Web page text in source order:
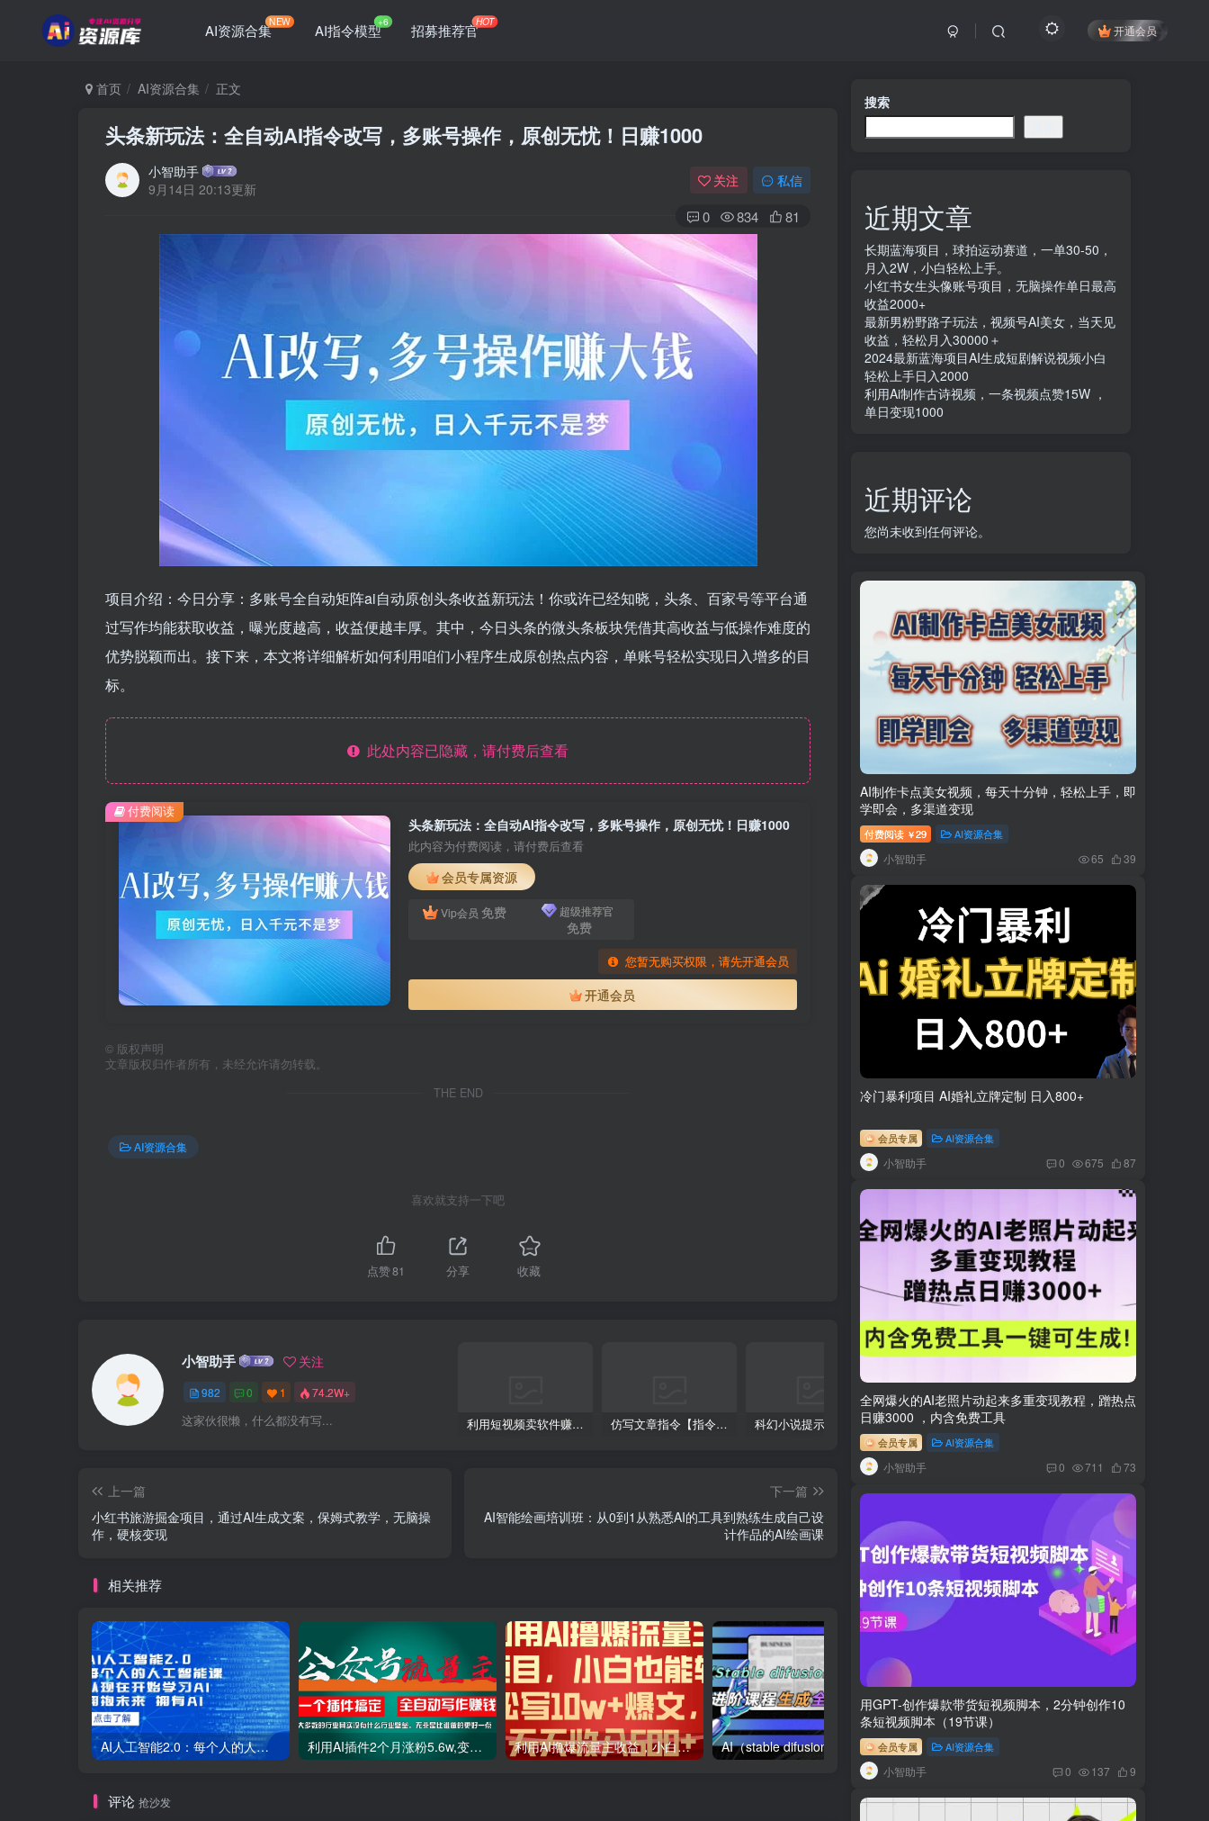
AI资源合集NEW AI指令模型+6 招募推荐官HOT
开通会员
首页 AI资源合集 正文
头条新玩法：全自动AI指令改写，多账号操作，原创无忧！日赚1000
小智助手
9月14日 20:13更新
关注 私信
0 834 81
项目介绍：今日分享：多账号全自动矩阵ai自动原创头条收益新玩法！你或许已经知晓，头条、百家号等平台通
过写作均能获取收益，曝光度越高，收益便越丰厚。其中，今日头条的微头条板块凭借其高收益与低操作难度的
优势脱颖而出。接下来，本文将详细解析如何利用咱们小程序生成原创热点内容，单账号轻松实现日入增多的目
标。
此处内容已隐藏，请付费后查看
头条新玩法：全自动AI指令改写，多账号操作，原创无忧！日赚1000
此内容为付费阅读，请付费后查看
会员专属资源
Vip会员 免费 超级推荐官
免费
您暂无购买权限，请先开通会员
开通会员
付费阅读
© 版权声明
文章版权归作者所有，未经允许请勿转载。
THE END
AI资源合集
喜欢就支持一下吧
点赞81 分享 收藏
小智助手 关注
982 0 1 74.2W+
这家伙很懒，什么都没有写... 利用短视频卖软件赚钱，新手小白轻松月入10000+！ 仿写文章指令【指令+教程】 科幻小说提示词【指令】 AI人工智能2.0：每个人的人工智能课：从现在开始学习AI（38节课）
上一篇
小红书旅游掘金项目，通过AI生成文案，保姆式教学，无脑操
作，硬核变现
下一篇
AI智能绘画培训班：从0到1从熟悉AI的工具到熟练生成自己设
计作品的AI绘画课
相关推荐
AI人工智能2.0：每个人的人工智能课：从现在开始学习AI（38节课） 利用AI插件2个月涨粉5.6w,变现6w,一键生成,即使你不懂技术,也能轻松上手 利用AI撸爆流量主收益，小白也能轻松写10W 爆款文章，轻松日入500 AI（stable difusion ControlNet）绘画进阶课程 办公场景 全面提升工作效率
评论 抢沙发
搜索
近期文章
长期蓝海项目，球拍运动赛道，一单30-50，
月入2W，小白轻松上手。
小红书女生头像账号项目，无脑操作单日最高
收益2000+
最新男粉野路子玩法，视频号AI美女，当天见
收益，轻松月入30000＋
2024最新蓝海项目AI生成短剧解说视频小白
轻松上手日入2000
利用Ai制作古诗视频，一条视频点赞15W ，
单日变现1000
近期评论
您尚未收到任何评论。
AI制作卡点美女视频，每天十分钟，轻松上手，即
学即会，多渠道变现
付费阅读 ￥29 AI资源合集
小智助手 65 39
冷门暴利项目 AI婚礼立牌定制 日入800+
会员专属 AI资源合集
小智助手 0 675 87
全网爆火的AI老照片动起来多重变现教程，蹭热点
日赚3000 ，内含免费工具
会员专属 AI资源合集
小智助手 0 711 73
用GPT-创作爆款带货短视频脚本，2分钟创作10
条短视频脚本（19节课）
会员专属 AI资源合集
小智助手 0 137 9